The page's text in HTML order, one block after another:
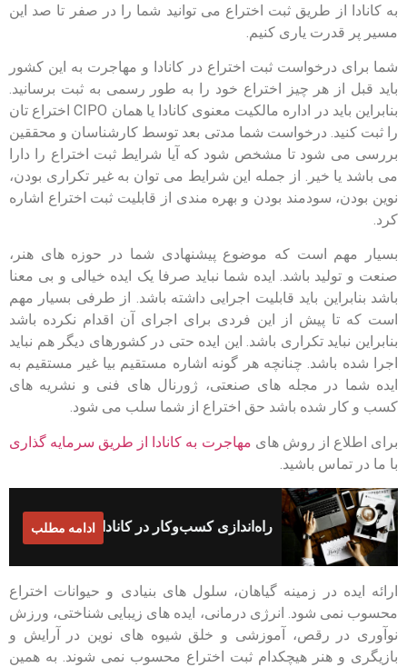
به کانادا از طریق ثبت اختراع می توانید شما را در صفر تا صد این
مسیر پر قدرت یاری کنیم.
شما برای درخواست ثبت اختراع در کانادا و مهاجرت به این کشور
باید قبل از هر چیز اختراع خود را به طور رسمی به ثبت برسانید.
بنابراین باید در اداره مالکیت معنوی کانادا یا همان CIPOاختراع تان
را ثبت کنید. درخواست شما مدتی بعد توسط کارشناسان و محققین
بررسی می شود تا مشخص شود که آیا شرایط ثبت اختراع را دارا
می باشد یا خیر. از جمله این شرایط می توان به غیر تکراری بودن،
نوین بودن، سودمند بودن و بهره مندی از قابلیت ثبت اختراع اشاره
کرد.
بسیار مهم است که موضوع پیشنهادی شما در حوزه های هنر،
صنعت و تولید باشد. ایده شما نباید صرفا یک ایده خیالی و بی معنا
باشد بنابراین باید قابلیت اجرایی داشته باشد. از طرفی بسیار مهم
است که تا پیش از این فردی برای اجرای آن اقدام نکرده باشد
بنابراین نباید تکراری باشد. این ایده حتی در کشورهای دیگر هم نباید
اجرا شده باشد. چنانچه هر گونه اشاره مستقیم بیا غیر مستقیم به
ایده شما در مجله های صنعتی، ژورنال های فنی و نشریه های
کسب و کار شده باشد حق اختراع از شما سلب می شود.
برای اطلاع از روش های مهاجرت به کانادا از طریق سرمایه گذاری
با ما در تماس باشید.
راه‌اندازی کسب‌وکار در کانادا 2024 ادامه مطلب
ارائه ایده در زمینه گیاهان، سلول های بنیادی و حیوانات اختراع
محسوب نمی شود. انرژی درمانی، ایده های زیبایی شناختی، ورزش
نوآوری در رقص، آموزشی و خلق شیوه های نوین در آرایش و
بازیگری و هنر هیچکدام ثبت اختراع محسوب نمی شوند. به همین